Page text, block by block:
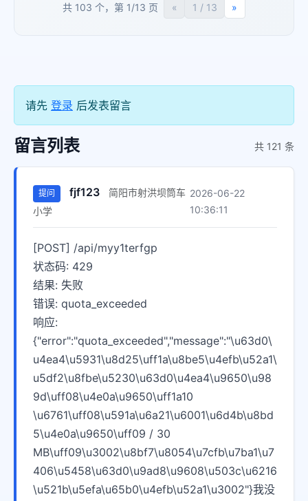
共 103 个，第 1/13 页 « 1 / 13 »
请先 登录 后发表留言
留言列表 共 121 条
提问 fjf123
简阳市射洪坝筒车
小学
2026-06-22
10:36:11
[POST] /api/myy1terfgp
状态码: 429
结果: 失败
错误: quota_exceeded
响应:
{"error":"quota_exceeded","message":"\u63d0\
u4ea4\u5931\u8d25\uff1a\u8be5\u4efb\u52a1\
u5df2\u8fbe\u5230\u63d0\u4ea4\u9650\u98
9d\uff08\u4e0a\u9650\uff1a10
\u6761\uff08\u591a\u6a21\u6001\u6d4b\u8bd
5\u4e0a\u9650\uff09 / 30
MB\uff09\u3002\u8bf7\u8054\u7cfb\u7ba1\u7
406\u5458\u63d0\u9ad8\u9608\u503c\u6216
\u521b\u5efa\u65b0\u4efb\u52a1\u3002"}我没